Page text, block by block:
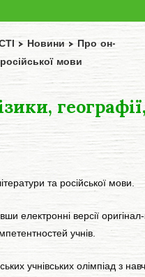
> Новини> Про он-
мови
географії,
та російської мови.
електронні версії оригінал-
учнів.
учнівських олімпіад з